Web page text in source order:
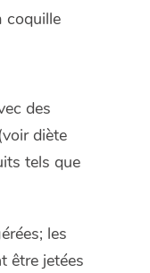
coquille
des
diète
tels que
les
être jetées